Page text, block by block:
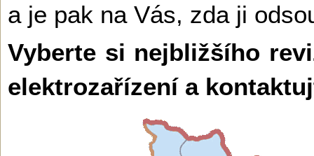
a je pak na Vás, zda ji
Vyberte si nejbližšího
elektrozařízení a